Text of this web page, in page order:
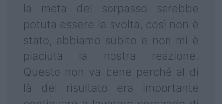
la meta del sorpasso sarebbe
potuta essere la svolta, così non è
stato, abbiamo subito e non mi è
piaciuta la nostra reazione.
Questo non va bene perché al di
là del risultato era importante